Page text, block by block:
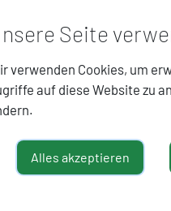
Seite
verwenden Cookies, um
auf diese Website zu
Alles akzeptieren